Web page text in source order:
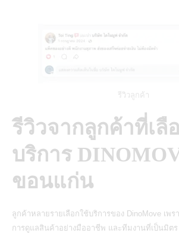
รีวิวลูกค้า
รีวิวจากลูกค้าที่เลื
บริการ
ขอนแก่น
ลูกค้าหลายรายเลือกใช้บริการของ DinoMove เพร
การดูแลสินค้าอย่างมืออาชีพ และทีมงานที่เป็นมิตร